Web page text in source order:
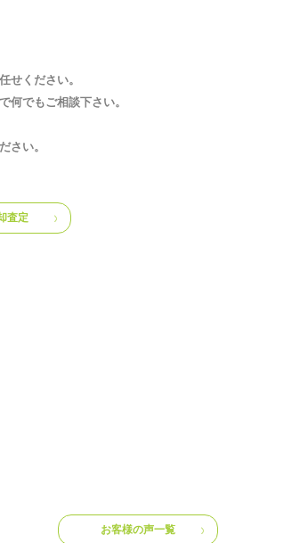
せください。
何でもご相談下さい。
さい。
査定
お客様の声一覧